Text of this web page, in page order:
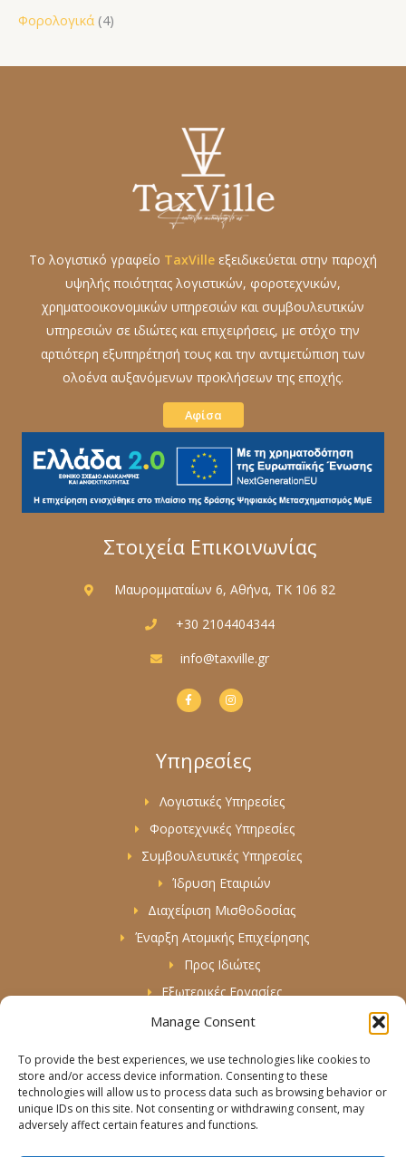
Manage Consent
To provide the best experiences, we use technologies like cookies to
store and/or access device information. Consenting to these
technologies will allow us to process data such as browsing behavior or
unique IDs on this site. Not consenting or withdrawing consent, may
adversely affect certain features and functions.
Φορολογικά (4)
Το λογιστικό γραφείο TaxVille εξειδικεύεται στην παροχή
υψηλής ποιότητας λογιστικών, φοροτεχνικών,
χρηματοοικονομικών υπηρεσιών και συμβουλευτικών
υπηρεσιών σε ιδιώτες και επιχειρήσεις, με στόχο την
αρτιότερη εξυπηρέτησή τους και την αντιμετώπιση των
ολοένα αυξανόμενων προκλήσεων της εποχής.
Αφίσα
Στοιχεία Επικοινωνίας
Μαυρομματαίων 6, Αθήνα, ΤΚ 106 82
+30 2104404344
info@taxville.gr
F
a
c
o
I
n
s
r
a
Υπηρεσίες
Λογιστικές Υπηρεσίες
Φοροτεχνικές Υπηρεσίες
Συμβουλευτικές Υπηρεσίες
Ίδρυση Εταιριών
Διαχείριση Μισθοδοσίας
Έναρξη Ατομικής Επιχείρησης
Προς Ιδιώτες
Εξωτερικές Εργασίες
Πληροφορίες & Βοήθεια
Όροι Χρήσης
Πολιτική Απορρήτου & Cookies
Sitemap